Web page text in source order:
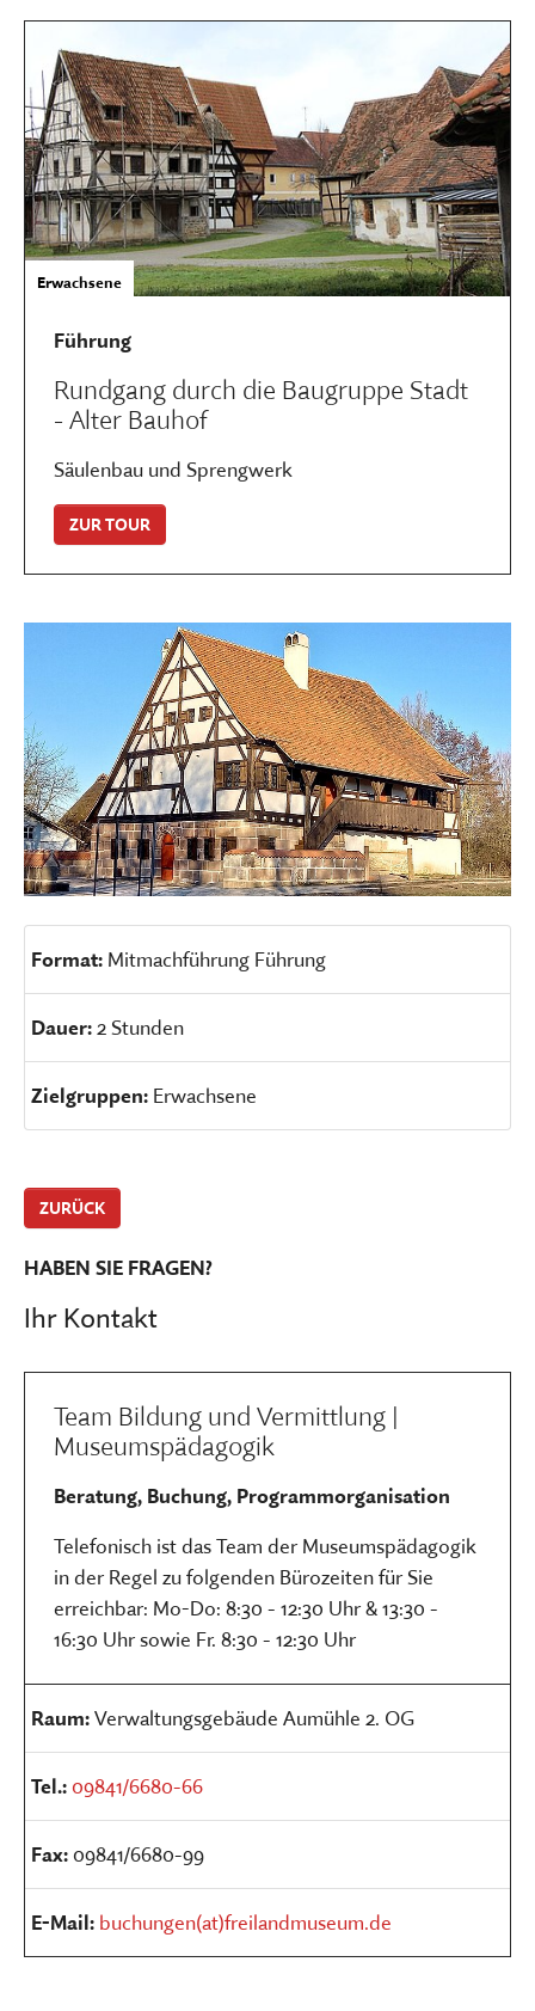
Erwachsene
Führung
Rundgang durch die Baugruppe Stadt
- Alter Bauhof
Säulenbau und Sprengwerk
ZUR TOUR
Format: Mitmachführung Führung
Dauer:2 Stunden
Zielgruppen: Erwachsene
ZURÜCK
Ihr Kontakt
HABEN SIE FRAGEN?
Team Bildung und Vermittlung |
Museumspädagogik
Beratung, Buchung, Programmorganisation
Telefonisch ist das Team der Museumspädagogik
in der Regel zu folgenden Bürozeiten für Sie
erreichbar: Mo-Do: 8:30 - 12:30 Uhr & 13:30 -
16:30 Uhr sowie Fr. 8:30 - 12:30 Uhr
Raum:Verwaltungsgebäude Aumühle 2. OG
Tel.:09841/6680-66
Fax:09841/6680-99
E-Mail: buchungen(at)freilandmuseum.de